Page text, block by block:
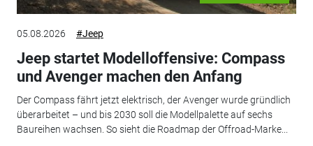
05.08.2026 #Jeep
Jeep startet Modelloffensive: Compass
und Avenger machen den Anfang
Der Compass fährt jetzt elektrisch, der Avenger wurde gründlich
überarbeitet – und bis 2030 soll die Modellpalette auf sechs
Baureihen wachsen. So sieht die Roadmap der Offroad-Marke...